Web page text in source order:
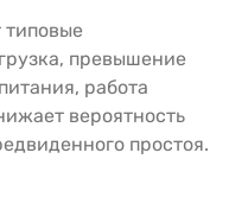
типовые
превышение
работа
вероятность
простоя.